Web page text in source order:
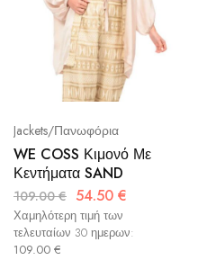
Jackets/Πανωφόρια
WE COSS Κιμονό Με
Κεντήματα SAND
109.00€ 54.50 €
Χαμηλότερη τιμή των
τελευταίων 30 ημερων:
109.00 €